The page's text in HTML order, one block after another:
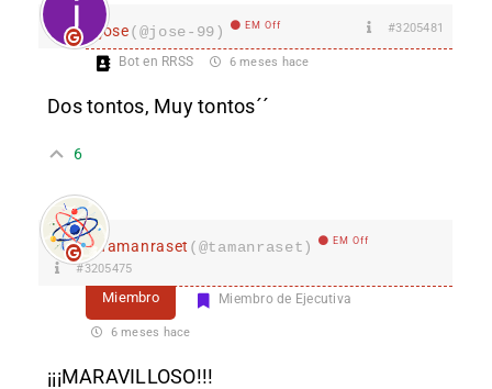
jose(@jose-99) EM Off #3205481
Bot en RRSS 6 meses hace
Dos tontos, Muy tontos´´
6
Tamanraset (@tamanraset) EM Off
#3205475
Miembro Miembro de Ejecutiva
6 meses hace
¡¡¡MARAVILLOSO!!!